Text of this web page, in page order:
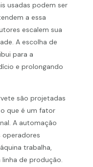
usadas podem ser
a essa
escalem sua
A escolha de
para a
e prolongando
são projetadas
que é um fator
A automação
operadores
trabalha,
de produção.